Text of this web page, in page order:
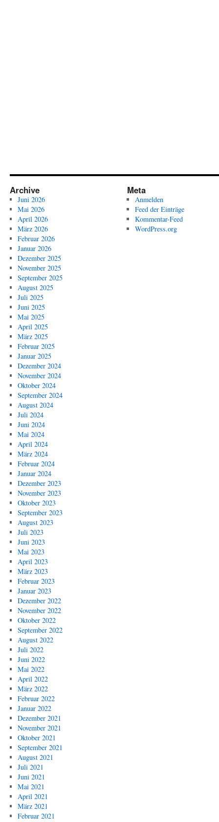
Archive
Juni 2026
Mai 2026
April 2026
März 2026
Februar 2026
Januar 2026
Dezember 2025
November 2025
September 2025
August 2025
Juli 2025
Juni 2025
Mai 2025
April 2025
März 2025
Februar 2025
Januar 2025
Dezember 2024
November 2024
Oktober 2024
September 2024
August 2024
Juli 2024
Juni 2024
Mai 2024
April 2024
März 2024
Februar 2024
Januar 2024
Dezember 2023
November 2023
Oktober 2023
September 2023
August 2023
Juli 2023
Juni 2023
Mai 2023
April 2023
März 2023
Februar 2023
Januar 2023
Dezember 2022
November 2022
Oktober 2022
September 2022
August 2022
Juli 2022
Juni 2022
Mai 2022
April 2022
März 2022
Februar 2022
Januar 2022
Dezember 2021
November 2021
Oktober 2021
September 2021
August 2021
Juli 2021
Juni 2021
Mai 2021
April 2021
März 2021
Februar 2021
Meta
Anmelden
Feed der Einträge
Kommentar-Feed
WordPress.org